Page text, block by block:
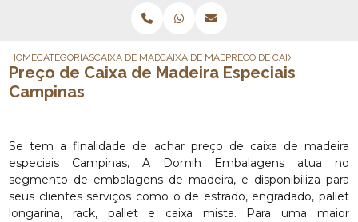
HOMECATEGORIASCAIXA DE MADEIRACAIXA DE MADEIRA SOB MEDIDA
PRECO DE CAIXA DE
Preço de Caixa de Madeira Especiais
Campinas
Se tem a finalidade de achar preço de caixa de madeira
especiais Campinas, A Domih Embalagens atua no
segmento de embalagens de madeira, e disponibiliza para
seus clientes serviços como o de estrado, engradado, pallet
longarina, rack, pallet e caixa mista. Para uma maior